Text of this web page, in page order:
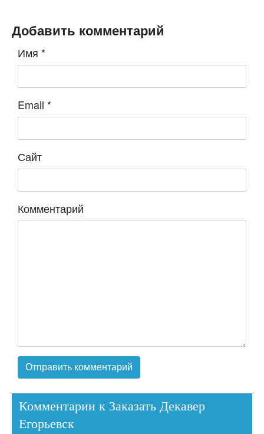
Добавить комментарий
Имя *
Email *
Сайт
Комментарий
Комментарии к Заказать Декавер
Егорьевск